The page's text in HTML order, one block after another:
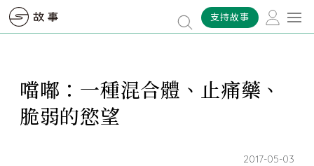
支持故事
噹嘟：一種混合體、止痛藥、
脆弱的慾望
2017-05-03